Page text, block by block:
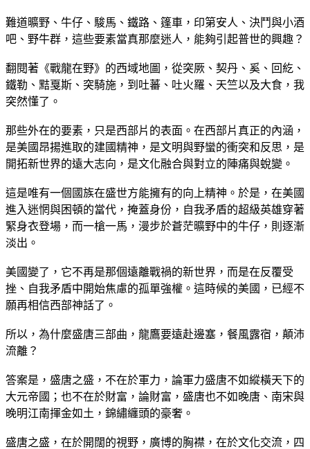
難道曠野、牛仔、駿馬、鐵路、篷車，印第安人、決鬥與小酒
吧、野牛群，這些要素當真那麼迷人，能夠引起普世的興趣？
翻閱著《戰龍在野》的西域地圖，從突厥、契丹、奚、回紇、
鐵勒、黠戛斯、突騎施，到吐蕃、吐火羅、天竺以及大食，我
突然懂了。
那些外在的要素，只是西部片的表面。在西部片真正的內涵，
是美國昂揚進取的建國精神，是文明與野蠻的衝突和反思，是
開拓新世界的遠大志向，是文化融合與對立的陣痛與蛻變。
這是唯有一個國族在盛世方能擁有的向上精神。於是，在美國
進入迷惘與困頓的當代，掩蓋身份，自我矛盾的超級英雄穿著
緊身衣登場，而一槍一馬，漫步於蒼茫曠野中的牛仔，則逐漸
淡出。
美國變了，它不再是那個遠離戰禍的新世界，而是在反覆受
挫、自我矛盾中開始焦慮的孤單強權。這時候的美國，已經不
願再相信西部神話了。
所以，為什麼盛唐三部曲，龍鷹要遠赴邊塞，餐風露宿，顛沛
流離？
答案是，盛唐之盛，不在於軍力，論軍力盛唐不如縱橫天下的
大元帝國；也不在於財富，論財富，盛唐也不如晚唐、南宋與
晚明江南揮金如土，錦繡纏頭的豪奢。
盛唐之盛，在於開闊的視野，廣博的胸襟，在於文化交流，四